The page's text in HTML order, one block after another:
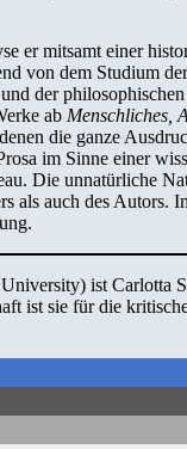
er mitsamt einer
von dem Studium
der
ab Menschliches,
die ganze
im Sinne einer
Die unnatürliche
als auch des Autors.
ist Carlotta
ist sie für die